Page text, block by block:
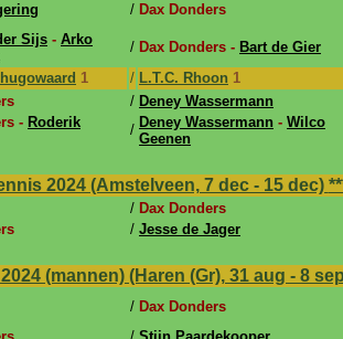
/ Dax Donders
Sijs - Arko
/ Dax Donders - Bart de Gier
1 / L.T.C. Rhoon 1
/ Deney Wassermann
- Roderik
/ Deney Wassermann - Wilco
Geenen
2024 (Amstelveen, 7 dec - 15 dec)
/ Dax Donders
/ Jesse de Jager
(mannen) (Haren (Gr), 31 aug - 8
/ Dax Donders